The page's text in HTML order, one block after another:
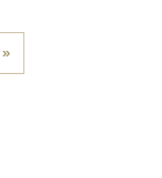
»